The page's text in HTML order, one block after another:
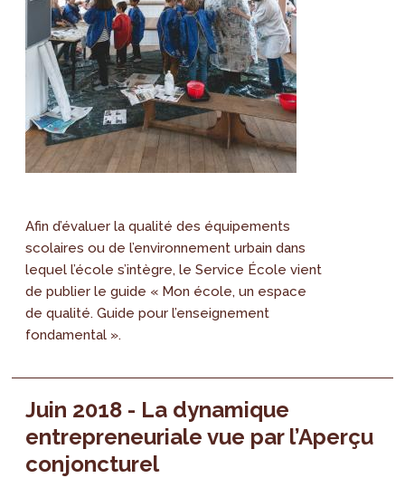
Afin d’évaluer la qualité des équipements
scolaires ou de l’environnement urbain dans
lequel l’école s’intègre, le Service École vient
de publier le guide « Mon école, un espace
de qualité. Guide pour l’enseignement
fondamental ».
Juin 2018 - La dynamique
entrepreneuriale vue par l’Aperçu
conjoncturel